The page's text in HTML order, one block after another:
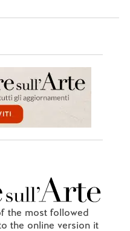
the most followed
the online version it